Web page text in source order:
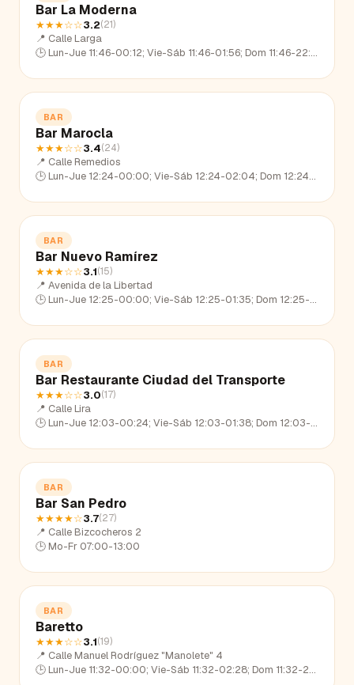
Bar La Moderna
★★★☆☆3.2(21)
📍 Calle Larga
🕒 Lun-Jue 11:46-00:12; Vie-Sáb 11:46-01:56; Dom 11:46-22:32
BAR
Bar Marocla
★★★☆☆3.4(24)
📍 Calle Remedios
🕒 Lun-Jue 12:24-00:00; Vie-Sáb 12:24-02:04; Dom 12:24-23:21
BAR
Bar Nuevo Ramírez
★★★☆☆3.1(15)
📍 Avenida de la Libertad
🕒 Lun-Jue 12:25-00:00; Vie-Sáb 12:25-01:35; Dom 12:25-22:41
BAR
Bar Restaurante Ciudad del Transporte
★★★☆☆3.0(17)
📍 Calle Lira
🕒 Lun-Jue 12:03-00:24; Vie-Sáb 12:03-01:38; Dom 12:03-22:41
BAR
Bar San Pedro
★★★★☆3.7(27)
📍 Calle Bizcocheros 2
🕒 Mo-Fr 07:00-13:00
BAR
Baretto
★★★☆☆3.1(19)
📍 Calle Manuel Rodríguez "Manolete" 4
🕒 Lun-Jue 11:32-00:00; Vie-Sáb 11:32-02:28; Dom 11:32-22:45